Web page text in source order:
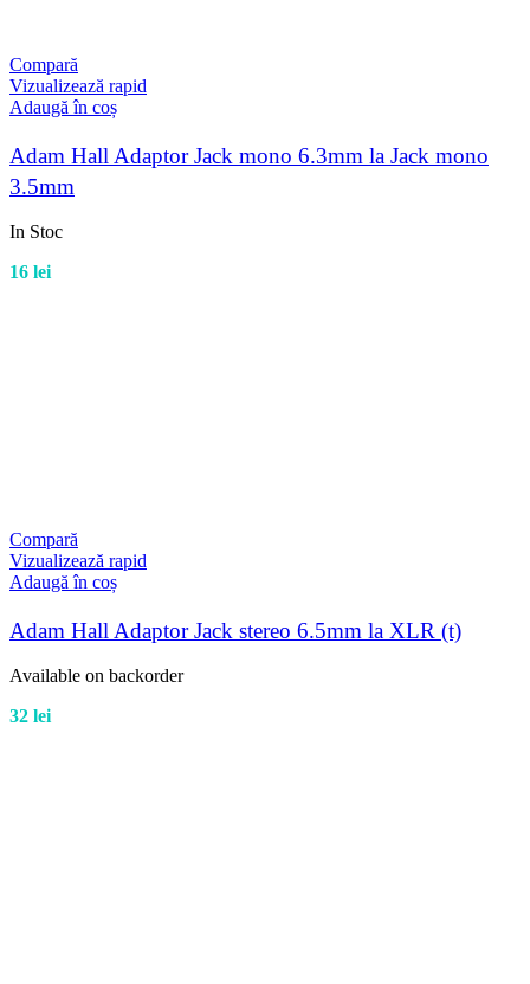
Compară
Vizualizează rapid
Adaugă în coș
Adam Hall Adaptor Jack mono 6.3mm la Jack mono
3.5mm
In Stoc
16 lei
Compară
Vizualizează rapid
Adaugă în coș
Adam Hall Adaptor Jack stereo 6.5mm la XLR (t)
Available on backorder
32 lei